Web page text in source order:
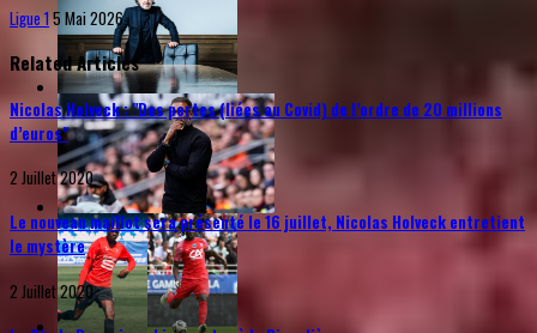
Ligue 15 Mai 2026
Related Articles
Nicolas Holveck : "Des pertes (liées au Covid) de l’ordre de 20 millions
d’euros"
2 Juillet 2020
Le nouveau maillot sera présenté le 16 juillet, Nicolas Holveck entretient
le mystère
2 Juillet 2020